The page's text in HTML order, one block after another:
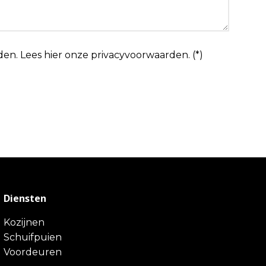
Lees hier onze privacyvoorwaarden. (*)
Diensten
Kozijnen
Schuifpuien
Voordeuren